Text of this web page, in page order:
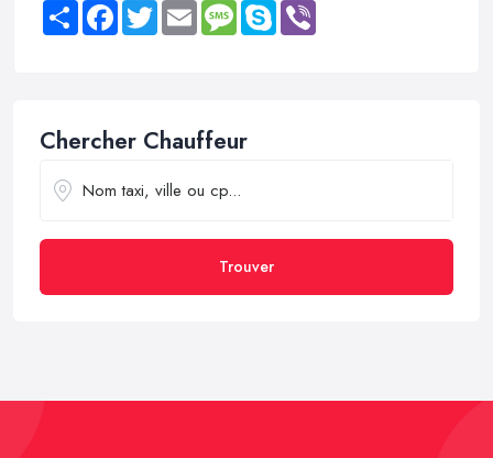
Share FacebookTwitter Email MessageSkype
Chercher Chauffeur
Trouver